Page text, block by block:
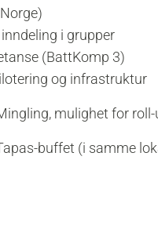
i grupper
(BattKomp 3)
og infrastruktur
mulighet for roll-
buffet (i samme